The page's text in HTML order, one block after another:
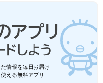
情報を毎日お届け
える無料アプリ